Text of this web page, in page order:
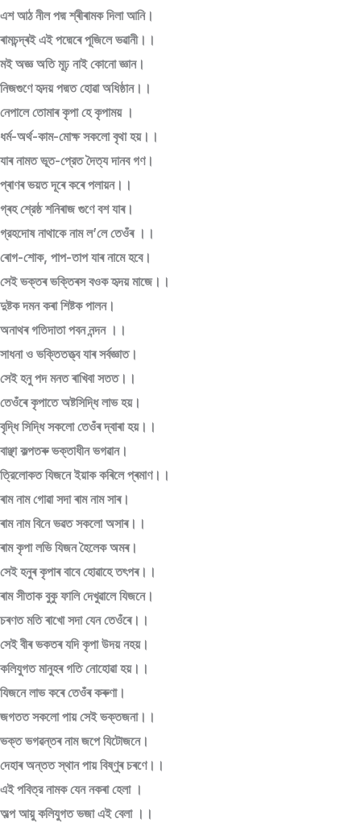
এশ আঠ নীল পদ্ম শ্ৰীৰামক দিলা আনি।
ৰামচন্দ্ৰই এই পদ্মেৰে পূজিলে ভৱানী।।
মই অজ্ঞ অতি মূঢ় নাই কোনো জ্ঞান।
নিজগুণে হৃদয় পদ্মত হোৱা অধিষ্ঠান।।
নেপালে তোমাৰ কৃপা হে কৃপাময় ।
ধর্ম-অর্থ-কাম-মোক্ষ সকলো বৃথা হয়।।
যাৰ নামত ভূত-প্রেত দৈত্য দানব গণ।
প্ৰাণৰ ভয়ত দূৰে কৰে পলায়ন।।
গ্ৰহ শ্রেষ্ঠ শনিৰাজ গুণে বশ যাৰ।
গ্রহদোষ নাথাকে নাম ল’লে তেওঁৰ ।।
ৰোগ-শোক, পাপ-তাপ যাৰ নামে হবে।
সেই ভক্তৰ ভক্তিৰস বওক হৃদয় মাজে।।
দুষ্টক দমন কৰা শিষ্টক পালন।
অনাথৰ গতিদাতা পবন নন্দন ।।
সাধনা ও ভক্তিতত্ত্ব যাৰ সৰ্বজ্ঞাত।
সেই হনু পদ মনত ৰাখিবা সতত।।
তেওঁৰে কৃপাতে অষ্টসিদ্ধি লাভ হয়।
বৃদ্ধি সিদ্ধি সকলো তেওঁৰ দ্বাৰা হয়।।
বাঞ্ছা কল্পতৰু ভক্তাধীন ভগৱান।
ত্রিলোকত যিজনে ইয়াক কৰিলে প্ৰমাণ।।
ৰাম নাম গোৱা সদা ৰাম নাম সাৰ।
ৰাম নাম বিনে ভৱত সকলো অসাৰ।।
ৰাম কৃপা লভি যিজন হৈলেক অমৰ।
সেই হনুৰ কৃপাৰ বাবে হোৱাহে তৎপৰ।।
ৰাম সীতাক বুকু ফালি দেখুৱালে যিজনে।
চৰণত মতি ৰাখো সদা যেন তেওঁৰে।।
সেই বীৰ ভকতৰ যদি কৃপা উদয় নহয়।
কলিযুগত মানুহৰ গতি নোহোৱা হয়।।
যিজনে লাভ কৰে তেওঁৰ কৰুণা।
জগতত সকলো পায় সেই ভক্তজনা।।
ভক্ত ভগৱন্তৰ নাম জপে যিটোজনে।
দেহাৰ অন্তত স্থান পায় বিষ্ণুৰ চৰণে।।
এই পবিত্র নামক যেন নকৰা হেলা ।
অল্প আয়ু কলিযুগত ভজা এই বেলা ।।